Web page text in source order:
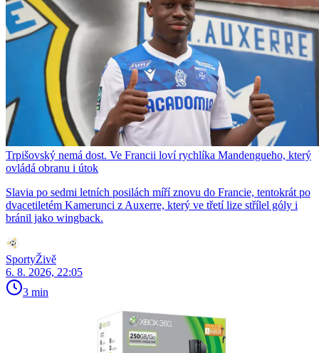
Trpišovský nemá dost. Ve Francii loví rychlíka Mandengueho, který
ovládá obranu i útok
Slavia po sedmi letních posilách míří znovu do Francie, tentokrát po
dvacetiletém Kamerunci z Auxerre, který ve třetí lize střílel góly i
bránil jako wingback.
SportyŽivě
6. 8. 2026, 22:05
3 min